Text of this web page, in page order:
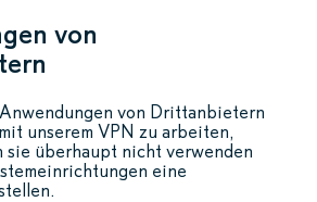
von
von Drittanbietern
unserem VPN zu arbeiten,
sie überhaupt nicht verwenden
eine